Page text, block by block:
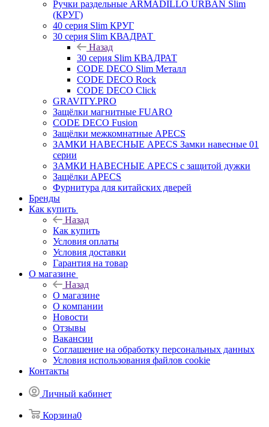
Ручки раздельные ARMADILLO URBAN Slim
(КРУГ)
40 серия Slim КРУГ
30 серия Slim КВАДРАТ
Назад
30 серия Slim КВАДРАТ
CODE DECO Slim Металл
CODE DECO Rock
CODE DECO Click
GRAVITY.PRO
Защёлки магнитные FUARO
CODE DECO Fusion
Защёлки межкомнатные APECS
ЗАМКИ НАВЕСНЫЕ APECS Замки навесные 01
серии
ЗАМКИ НАВЕСНЫЕ APECS с защитой дужки
Защёлки APECS
Фурнитура для китайских дверей
Бренды
Как купить
Назад
Как купить
Условия оплаты
Условия доставки
Гарантия на товар
О магазине
Назад
О магазине
О компании
Новости
Отзывы
Вакансии
Соглашение на обработку персональных данных
Условия использования файлов cookie
Контакты
Личный кабинет
Корзина0